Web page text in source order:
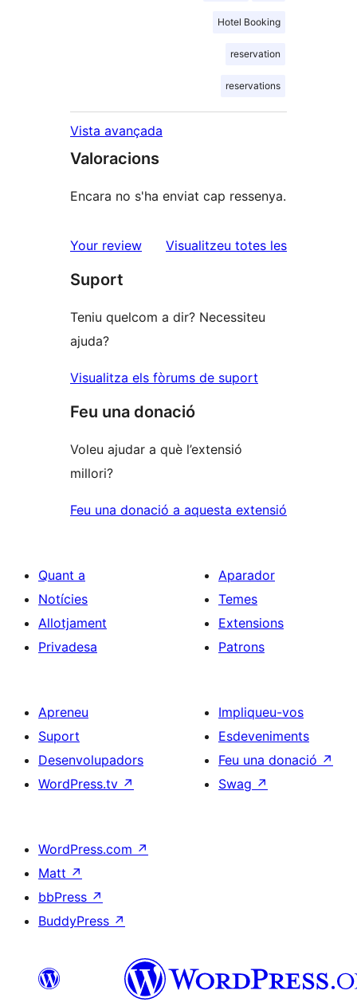
Hotel Booking
reservation
reservations
Vista avançada
Valoracions
Encara no s'ha enviat cap ressenya.
Your review Visualitzeu totes lesressenyes
Suport
Teniu quelcom a dir? Necessiteu
ajuda?
Visualitza els fòrums de suport
Feu una donació
Voleu ajudar a què l’extensió
millori?
Feu una donació a aquesta extensió
Quant a
Notícies
Allotjament
Privadesa
Aparador
Temes
Extensions
Patrons
Apreneu
Suport
Desenvolupadors
WordPress.tv ↗
Impliqueu-vos
Esdeveniments
Feu una donació ↗
Swag ↗
WordPress.com ↗
Matt ↗
bbPress ↗
BuddyPress ↗